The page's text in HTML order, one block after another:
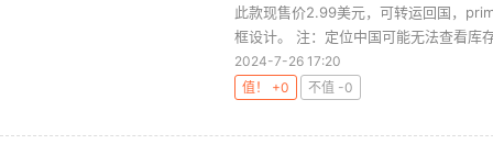
此款现售价2.99美元，可转运回国，
框设计。 注：定位中国可能无法查看库
2024-7-26 17:20
值！ +0
不值 -0